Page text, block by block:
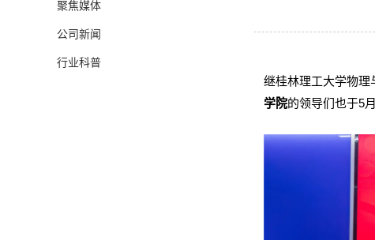
聚焦媒体
公司新闻
行业科普
继桂林理工大学物理
学院的领导们也于5